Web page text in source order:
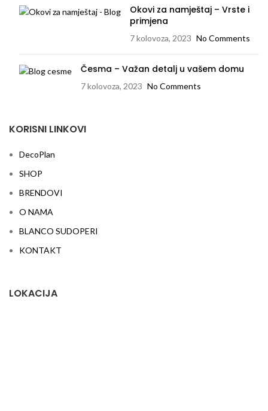
Okovi za namještaj – Vrste i
primjena
7 kolovoza, 2023 No Comments
Česma – Važan detalj u vašem domu
7 kolovoza, 2023 No Comments
KORISNI LINKOVI
DecoPlan
SHOP
BRENDOVI
O NAMA
BLANCO SUDOPERI
KONTAKT
LOKACIJA